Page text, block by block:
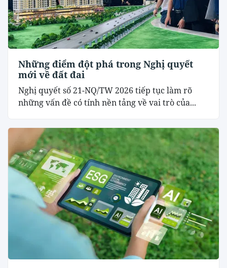
Những điểm đột phá trong Nghị quyết
mới về đất đai
Nghị quyết số 21-NQ/TW 2026 tiếp tục làm rõ
những vấn đề có tính nền tảng về vai trò của...